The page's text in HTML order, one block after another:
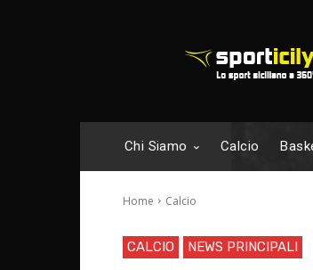
Chi Siamo Calcio
Home Calcio
CALCIO NEWS PRINCIPALI